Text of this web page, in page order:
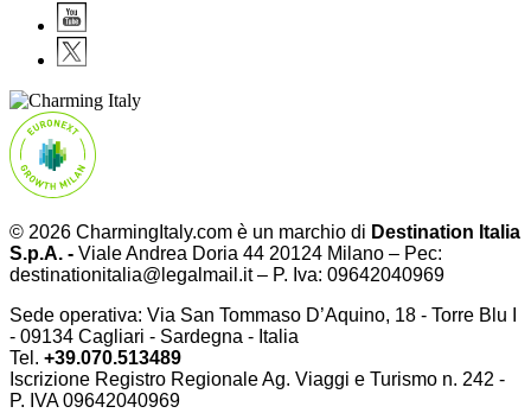
© 2026 CharmingItaly.com è un marchio di Destination Italia
S.p.A. - Viale Andrea Doria 44 20124 Milano – Pec:
destinationitalia@legalmail.it – P. Iva: 09642040969
Sede operativa: Via San Tommaso D’Aquino, 18 - Torre Blu I
- 09134 Cagliari - Sardegna - Italia
Tel. +39.070.513489
Iscrizione Registro Regionale Ag. Viaggi e Turismo n. 242 -
P. IVA09642040969